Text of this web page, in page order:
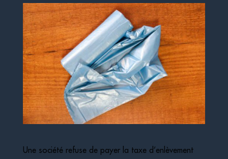
Une société refuse de payer la taxe d’enlèvement